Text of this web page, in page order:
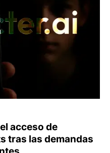
acceso de
tras las demandas